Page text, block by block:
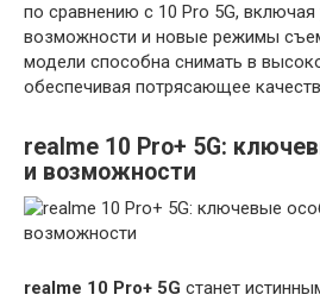
по сравнению с 10 Pro 5G,
возможности и новые режимы
модели способна снимать в
обеспечивая потрясающее
realme 10 Pro+ 5G:
и возможности
realme 10 Pro+ 5G станет